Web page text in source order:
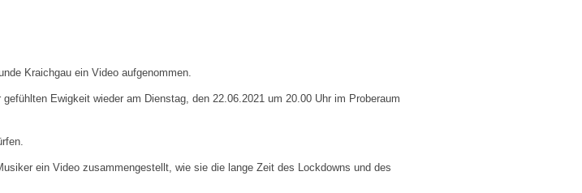
Kraichgau ein Video aufgenommen.
Ewigkeit wieder am Dienstag, den 22.06.2021 um 20.00 Uhr im Proberaum
ein Video zusammengestellt, wie sie die lange Zeit des Lockdowns und des